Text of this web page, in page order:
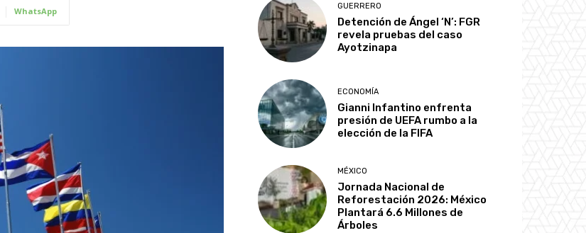
WhatsApp GUERRERO
Detención de Ángel ‘N’: FGR
revela pruebas del caso
Ayotzinapa
ECONOMÍA
Gianni Infantino enfrenta
presión de UEFA rumbo a la
elección de la FIFA
MÉXICO
Jornada Nacional de
Reforestación 2026: México
Plantará 6.6 Millones de
Árboles